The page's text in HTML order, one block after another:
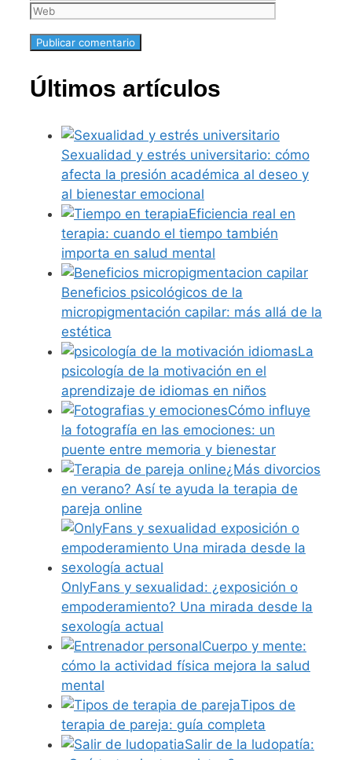
Últimos artículos
Sexualidad y estrés universitario: cómo
afecta la presión académica al deseo y
al bienestar emocional
Eficiencia real en
terapia: cuando el tiempo también
importa en salud mental
Beneficios psicológicos de la
micropigmentación capilar: más allá de la
estética
La
psicología de la motivación en el
aprendizaje de idiomas en niños
Cómo influye
la fotografía en las emociones: un
puente entre memoria y bienestar
¿Más divorcios
en verano? Así te ayuda la terapia de
pareja online
OnlyFans y sexualidad: ¿exposición o
empoderamiento? Una mirada desde la
sexología actual
Cuerpo y mente:
cómo la actividad física mejora la salud
mental
Tipos de
terapia de pareja: guía completa
Salir de la ludopatía: